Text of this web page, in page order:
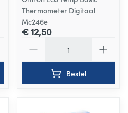
Thermometer Digitaal
Mc246e
€ 12,50
Bestel